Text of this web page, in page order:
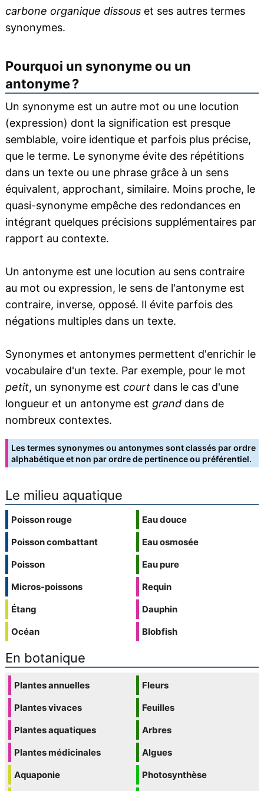
carbone organique dissouset ses autres termes
synonymes.
Pourquoi un synonyme ou un
antonyme ?
Un synonyme est un autre mot ou une locution
(expression) dont la signification est presque
semblable, voire identique et parfois plus précise,
que le terme. Le synonyme évite des répétitions
dans un texte ou une phrase grâce à un sens
équivalent, approchant, similaire. Moins proche, le
quasi-synonyme empêche des redondances en
intégrant quelques précisions supplémentaires par
rapport au contexte.
Un antonyme est une locution au sens contraire
au mot ou expression, le sens de l'antonyme est
contraire, inverse, opposé. Il évite parfois des
négations multiples dans un texte.
Synonymes et antonymes permettent d'enrichir le
vocabulaire d'un texte. Par exemple, pour le mot
petit, un synonyme est courtdans le cas d'une
longueur et un antonyme est granddans de
nombreux contextes.
Les termes synonymes ou antonymes sont classés par ordre
alphabétique et non par ordre de pertinence ou préférentiel.
Le milieu aquatique
Poisson rouge
Poisson combattant
Poisson
Micros-poissons
Étang
Océan
Eau douce
Eau osmosée
Eau pure
Requin
Dauphin
Blobfish
En botanique
Plantes annuelles
Plantes vivaces
Plantes aquatiques
Plantes médicinales
Aquaponie
Fleurs
Feuilles
Arbres
Algues
Photosynthèse